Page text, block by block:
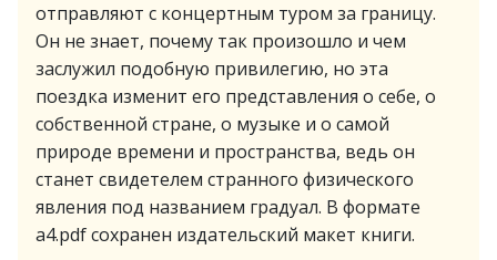
отправляют с концертным туром за границу.
Он не знает, почему так произошло и чем
заслужил подобную привилегию, но эта
поездка изменит его представления о себе, о
собственной стране, о музыке и о самой
природе времени и пространства, ведь он
станет свидетелем странного физического
явления под названием градуал. В формате
a4.pdf сохранен издательский макет книги.